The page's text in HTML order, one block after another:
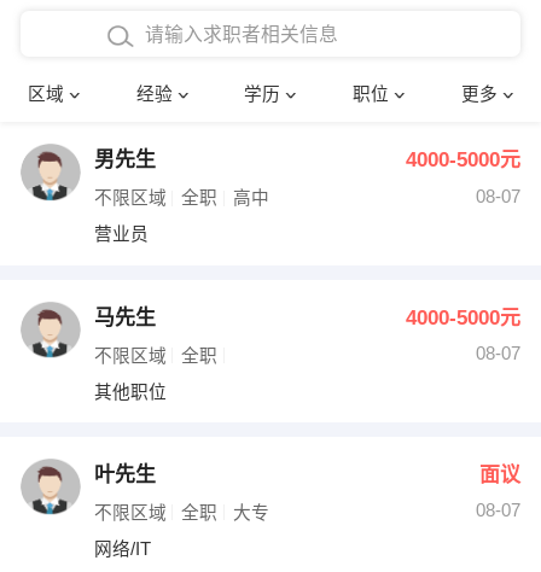
区域 经验 学历 职位 更多
在校学生工作经验
四年以上工作经验
五年以上工作经验
博士
文员 护士
财务会计
网络IT
收银员
水电/机修
确定
男先生 4000-5000元
不限区域 全职 高中
08-07
营业员
马先生 4000-5000元
不限区域 全职
08-07
其他职位
叶先生 面议
不限区域 全职 大专
08-07
网络/IT